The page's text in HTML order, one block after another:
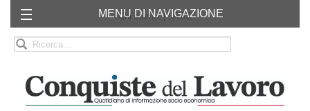
Chi siamo RSS
MENU DI NAVIGAZIONE